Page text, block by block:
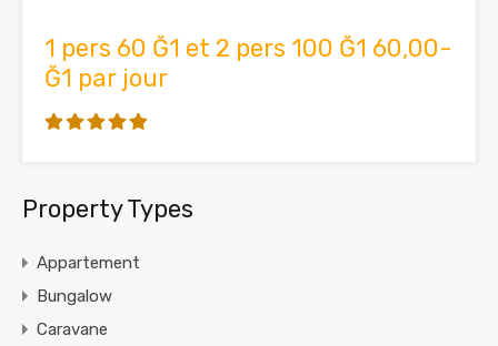
1 pers 60 Ğ1 et 2 pers 100 Ğ1 60,00-
Ğ1 par jour
Property Types
Appartement
Bungalow
Caravane